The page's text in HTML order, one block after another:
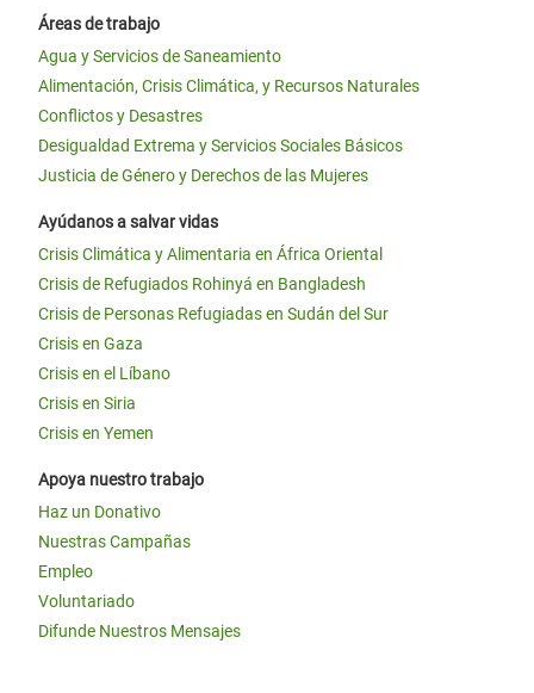
Áreas de trabajo
Agua y Servicios de Saneamiento
Alimentación, Crisis Climática, y Recursos Naturales
Conflictos y Desastres
Desigualdad Extrema y Servicios Sociales Básicos
Justicia de Género y Derechos de las Mujeres
Ayúdanos a salvar vidas
Crisis Climática y Alimentaria en África Oriental
Crisis de Refugiados Rohinyá en Bangladesh
Crisis de Personas Refugiadas en Sudán del Sur
Crisis en Gaza
Crisis en el Líbano
Crisis en Siria
Crisis en Yemen
Apoya nuestro trabajo
Haz un Donativo
Nuestras Campañas
Empleo
Voluntariado
Difunde Nuestros Mensajes